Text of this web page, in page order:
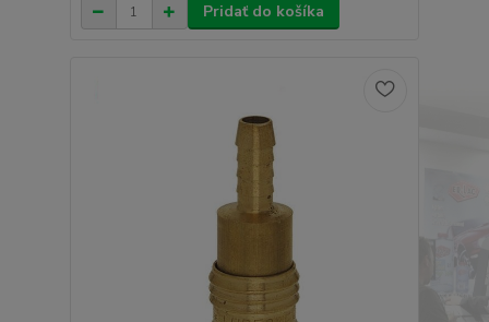
Pridať do košíka